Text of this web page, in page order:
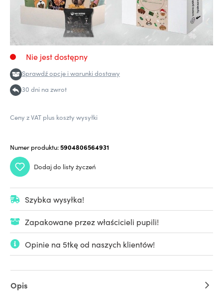
Nie jest dostępny
Sprawdź opcje i warunki dostawy
30 dni na zwrot
Ceny z VAT plus koszty wysyłki
Numer produktu:5904806564931
Dodaj do listy życzeń
Szybka wysyłka!
Zapakowane przez właścicieli pupili!
Opinie na 5tkę od naszych klientów!
Opis